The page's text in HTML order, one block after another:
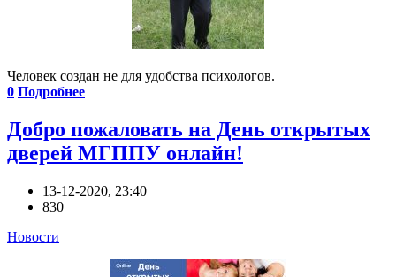
Человек создан не для удобства психологов.
0 Подробнее
Добро пожаловать на День открытых
дверей МГППУ онлайн!
13-12-2020, 23:40
830
Новости